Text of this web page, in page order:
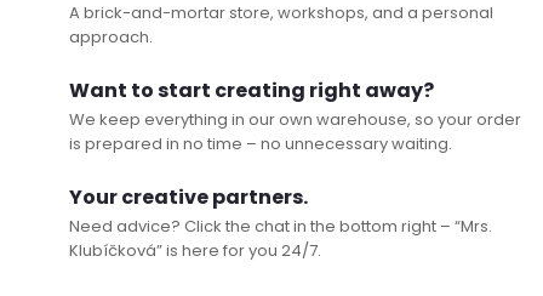
A brick-and-mortar store, workshops, and a personal
approach.
Want to start creating right away?
We keep everything in our own warehouse, so your order
is prepared in no time – no unnecessary waiting.
Your creative partners.
Need advice? Click the chat in the bottom right – “Mrs.
Klubíčková” is here for you 24/7.